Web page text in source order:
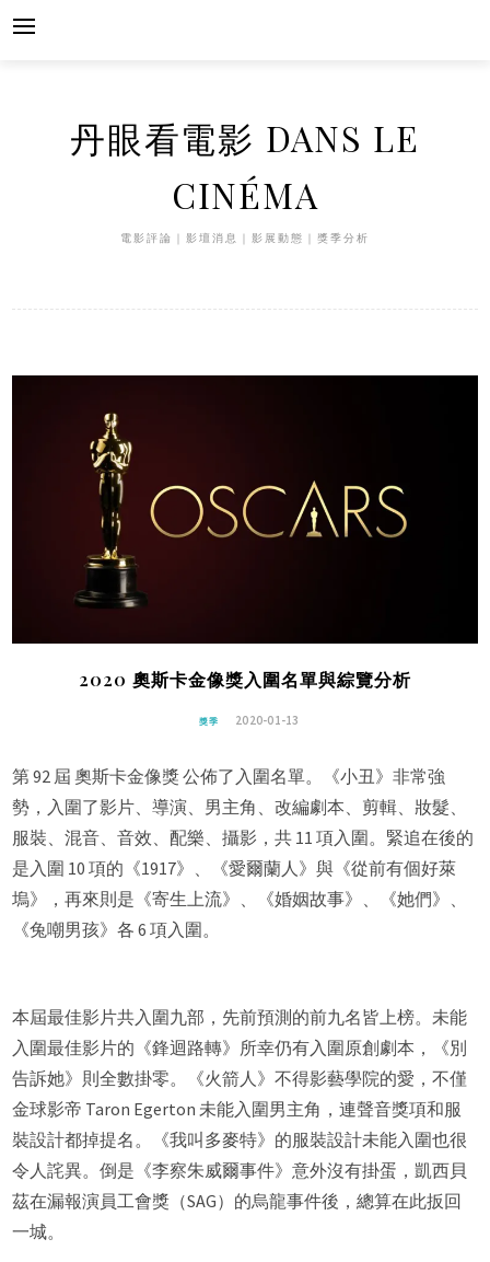
Skip
丹眼看電影 DANS LE
CINÉMA
電影評論｜影壇消息｜影展動態｜獎季分析
2020 奧斯卡金像獎入圍名單與綜覽分析
獎季 2020-01-13
第 92 屆 奧斯卡金像獎 公佈了入圍名單。《小丑》非常強
勢，入圍了影片、導演、男主角、改編劇本、剪輯、妝髮、
服裝、混音、音效、配樂、攝影，共 11 項入圍。緊追在後的
是入圍 10 項的《1917》、《愛爾蘭人》與《從前有個好萊
塢》，再來則是《寄生上流》、《婚姻故事》、《她們》、
《兔嘲男孩》各 6 項入圍。
本屆最佳影片共入圍九部，先前預測的前九名皆上榜。未能
入圍最佳影片的《鋒迴路轉》所幸仍有入圍原創劇本，《別
告訴她》則全數掛零。《火箭人》不得影藝學院的愛，不僅
金球影帝 Taron Egerton 未能入圍男主角，連聲音獎項和服
裝設計都掉提名。《我叫多麥特》的服裝設計未能入圍也很
令人詫異。倒是《李察朱威爾事件》意外沒有掛蛋，凱西貝
茲在漏報演員工會獎（SAG）的烏龍事件後，總算在此扳回
一城。